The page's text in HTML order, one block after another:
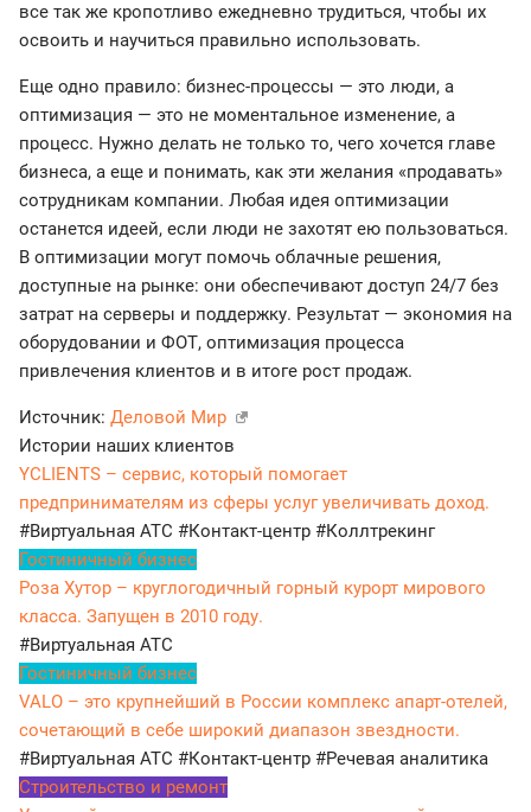
все так же кропотливо ежедневно трудиться, чтобы их
освоить и научиться правильно использовать.
Еще одно правило: бизнес-процессы — это люди, а
оптимизация — это не моментальное изменение, а
процесс. Нужно делать не только то, чего хочется главе
бизнеса, а еще и понимать, как эти желания «продавать»
сотрудникам компании. Любая идея оптимизации
останется идеей, если люди не захотят ею пользоваться.
В оптимизации могут помочь облачные решения,
доступные на рынке: они обеспечивают доступ 24/7 без
затрат на серверы и поддержку. Результат — экономия на
оборудовании и ФОТ, оптимизация процесса
привлечения клиентов и в итоге рост продаж.
Источник: Деловой Мир
Истории наших клиентов
YCLIENTS – сервис, который помогает
предпринимателям из сферы услуг увеличивать доход.
#Виртуальная АТС #Контакт-центр #Коллтрекинг
Гостиничный бизнес
Роза Хутор – круглогодичный горный курорт мирового
класса. Запущен в 2010 году.
#Виртуальная АТС
Гостиничный бизнес
VALO – это крупнейший в России комплекс апарт-отелей,
сочетающий в себе широкий диапазон звездности.
#Виртуальная АТС #Контакт-центр #Речевая аналитика
Строительство и ремонт